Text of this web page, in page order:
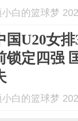
小白的篮球梦
国U20女
锁定四强
小白的篮球梦